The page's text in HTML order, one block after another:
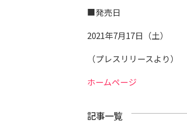
■発売日
2021年7月17日（土）
（プレスリリースより）
ホームページ
記事一覧